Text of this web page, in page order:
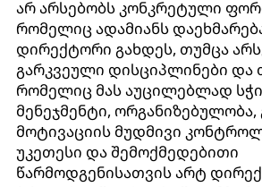
არ არსებობს კონკრეტული
რომელიც ადამიანს
დირექტორი გახდეს, თუმცა
გარკვეული დისციპლინები და
რომელიც მას აუცილებლად
მენეჯმენტი, ორგანიზებულობა,
მოტივაციის მუდმივი
უკეთესი და შემოქმედებითი
წარმოდგენისათვის არტ